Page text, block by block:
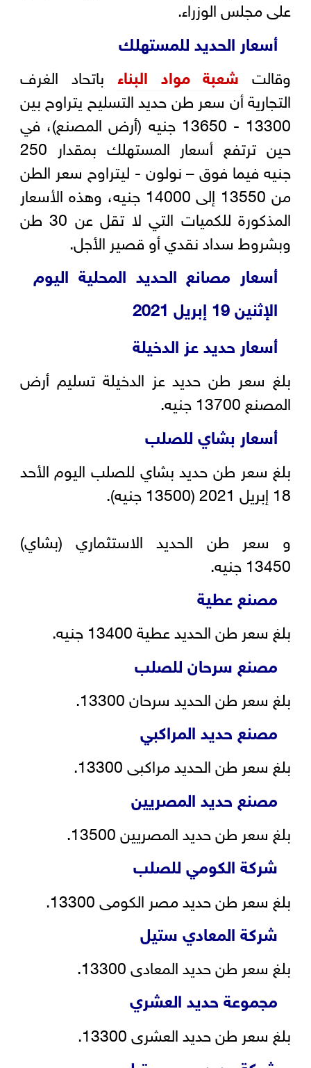
على مجلس الوزراء.
أسعار الحديد للمستهلك
وقالت شعبة مواد البناء باتحاد الغرف
التجارية أن سعر طن حديد التسليح يتراوح بين
13300 - 13650 جنيه (أرض المصنع)، في
حين ترتفع أسعار المستهلك بمقدار 250
جنيه فيما فوق – نولون - ليتراوح سعر الطن
من 13550 إلى 14000 جنيه، وهذه الأسعار
المذكورة للكميات التي لا تقل عن 30 طن
وبشروط سداد نقدي أو قصير الأجل.
أسعار مصانع الحديد المحلية اليوم
الإثنين 19 إبريل 2021
أسعار حديد عز الدخيلة
بلغ سعر طن حديد عز الدخيلة تسليم أرض
المصنع 13700 جنيه.
أسعار بشاي للصلب
بلغ سعر طن حديد بشاي للصلب اليوم الأحد
18 إبريل 2021 (13500 جنيه).
و سعر طن الحديد الاستثماري (بشاي)
13450 جنيه.
مصنع عطية
بلغ سعر طن الحديد عطية 13400 جنيه.
مصنع سرحان للصلب
بلغ سعر طن الحديد سرحان 13300.
مصنع حديد المراكبي
بلغ سعر طن الحديد مراكبى 13300.
مصنع حديد المصريين
بلغ سعر طن حديد المصريين 13500.
شركة الكومي للصلب
بلغ سعر طن حديد مصر الكومى 13300.
شركة المعادي ستيل
بلغ سعر طن حديد المعادى 13300.
مجموعة حديد العشري
بلغ سعر طن حديد العشرى 13300.